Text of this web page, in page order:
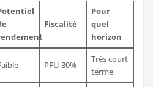
Fiscalité
Pour
quel
horizon
PFU 30%
Très court
terme